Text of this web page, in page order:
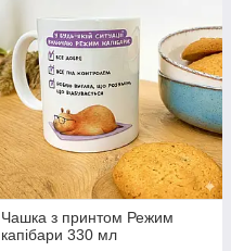
Чашка з принтом Режим
капібари 330 мл